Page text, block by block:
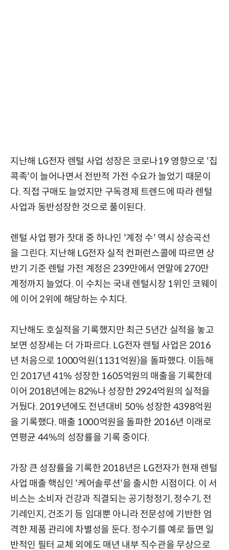
지난해 LG전자 렌털 사업 성장은 코로나19 영향으로 '집
콕족'이 늘어나면서 전반적 가전 수요가 늘었기 때문이
다. 직접 구매도 늘었지만 구독경제 트렌드에 따라 렌털
사업과 동반성장한 것으로 풀이된다.
렌털 사업 평가 잣대 중 하나인 '계정 수' 역시 상승곡선
을 그린다. 지난해 LG전자 실적 컨퍼런스콜에 따르면 상
반기 기준 렌털 가전 계정은 239만에서 연말에 270만
계정까지 늘었다. 이 수치는 국내 렌털시장 1위인 코웨이
에 이어 2위에 해당하는 수치다.
지난해도 호실적을 기록했지만 최근 5년간 실적을 놓고
보면 성장세는 더 가파르다. LG전자 렌털 사업은 2016
년 처음으로 1000억원(1131억원)을 돌파했다. 이듬해
인 2017년 41% 성장한 1605억원의 매출을 기록한데
이어 2018년에는 82%나 성장한 2924억원의 실적을
거뒀다. 2019년에도 전년대비 50% 성장한 4398억원
을 기록했다. 매출 1000억원을 돌파한 2016년 이래로
연평균 44%의 성장률을 기록 중이다.
가장 큰 성장률을 기록한 2018년은 LG전자가 현재 렌털
사업 매출 핵심인 '케어솔루션'을 출시한 시점이다. 이 서
비스는 소비자 건강과 직결되는 공기청정기, 정수기, 전
기레인지, 건조기 등 임대뿐 아니라 전문성에 기반한 엄
격한 제품 관리에 차별성을 둔다. 정수기를 예로 들면 일
반적인 필터 교체 외에도 매년 내부 직수관을 무상으로